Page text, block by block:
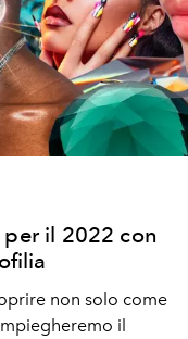
il 2022 con
non solo come
il